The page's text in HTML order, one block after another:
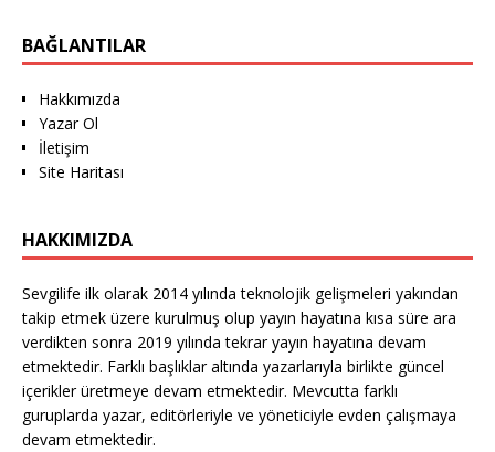
BAĞLANTILAR
Hakkımızda
Yazar Ol
İletişim
Site Haritası
HAKKIMIZDA
Sevgilife ilk olarak 2014 yılında teknolojik gelişmeleri yakından
takip etmek üzere kurulmuş olup yayın hayatına kısa süre ara
verdikten sonra 2019 yılında tekrar yayın hayatına devam
etmektedir. Farklı başlıklar altında yazarlarıyla birlikte güncel
içerikler üretmeye devam etmektedir. Mevcutta farklı
guruplarda yazar, editörleriyle ve yöneticiyle evden çalışmaya
devam etmektedir.